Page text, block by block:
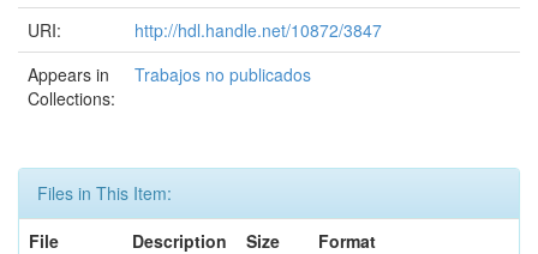
URI:
http://hdl.handle.net/10872/3847
Appears in
Collections:
Trabajos no publicados
Files in This Item:
File
Description Size
Format